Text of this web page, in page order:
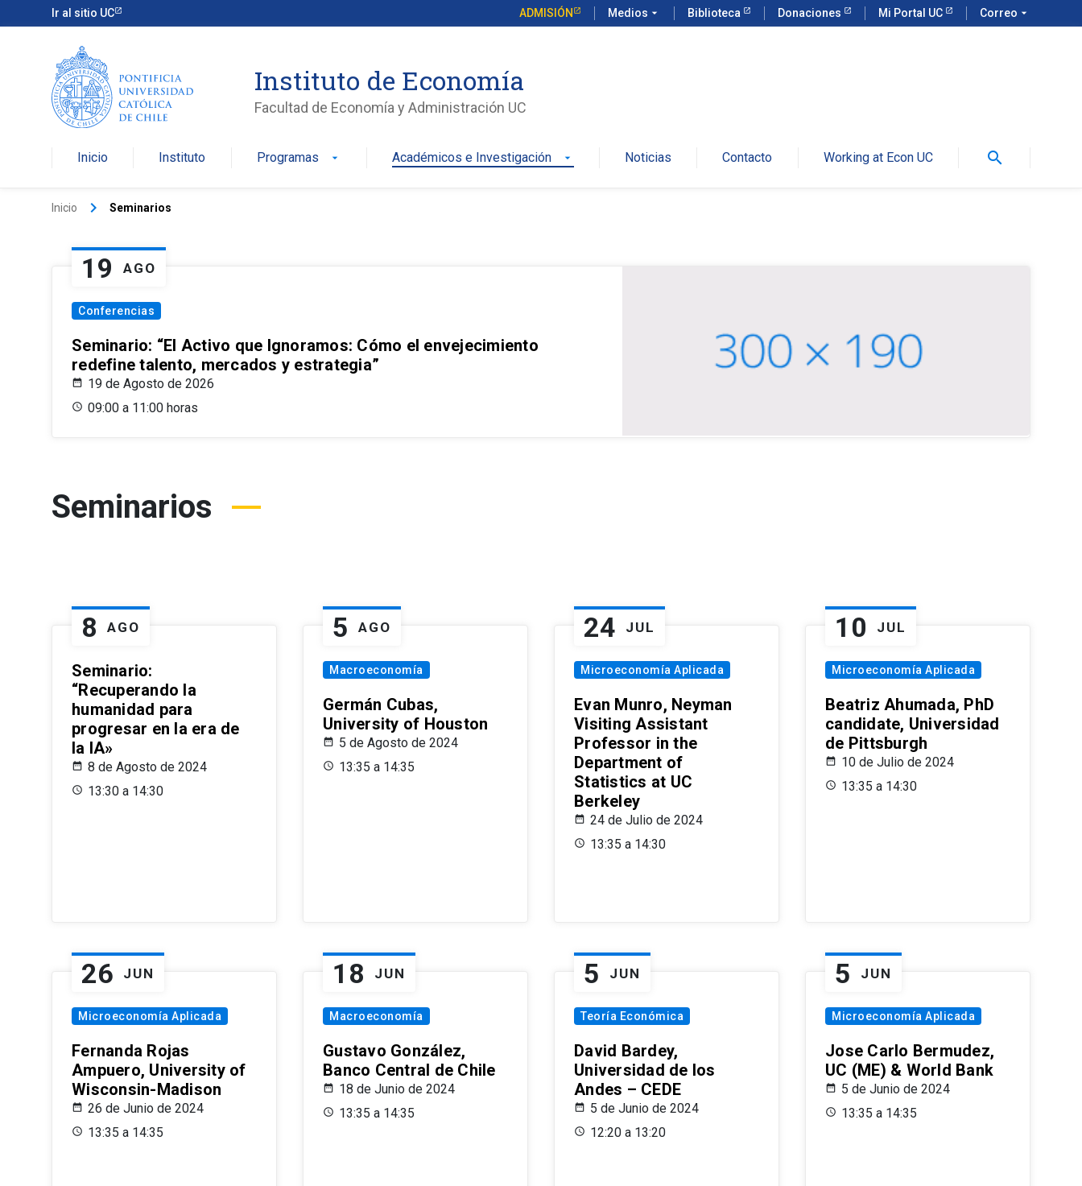
Ir al sitio UC ADMISIÓN Medios arrow_drop_down Biblioteca Donaciones Mi Portal UC Correo arrow_drop_down
Instituto de Economía
Facultad de Economía y Administración UC
Inicio Instituto Programas arrow_drop_down Académicos e Investigación arrow_drop_down Noticias Contacto Working at Econ UC search
Inicio keyboard_arrow_right Seminarios
19 AGO
Conferencias
Seminario: “El Activo que Ignoramos: Cómo el envejecimiento
redefine talento, mercados y estrategia”
19 de Agosto de 2026
09:00 a 11:00 horas
Seminarios
8 AGO
Seminario:
“Recuperando la
humanidad para
progresar en la era de
la IA»
8 de Agosto de 2024
13:30 a 14:30
5 AGO
Macroeconomía
Germán Cubas,
University of Houston
5 de Agosto de 2024
13:35 a 14:35
24 JUL
Microeconomía Aplicada
Evan Munro, Neyman
Visiting Assistant
Professor in the
Department of
Statistics at UC
Berkeley
24 de Julio de 2024
13:35 a 14:30
10 JUL
Microeconomía Aplicada
Beatriz Ahumada, PhD
candidate, Universidad
de Pittsburgh
10 de Julio de 2024
13:35 a 14:30
26 JUN
Microeconomía Aplicada
Fernanda Rojas
Ampuero, University of
Wisconsin-Madison
26 de Junio de 2024
13:35 a 14:35
18 JUN
Macroeconomía
Gustavo González,
Banco Central de Chile
18 de Junio de 2024
13:35 a 14:35
5 JUN
Teoría Económica
David Bardey,
Universidad de los
Andes – CEDE
5 de Junio de 2024
12:20 a 13:20
5 JUN
Microeconomía Aplicada
Jose Carlo Bermudez,
UC (ME) & World Bank
5 de Junio de 2024
13:35 a 14:35